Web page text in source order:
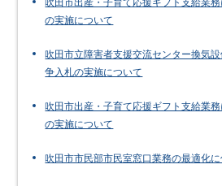
吹田市出産・子育て応援ギフト支給業
の実施について
吹田市立障害者支援交流センター換気
争入札の実施について
吹田市出産・子育て応援ギフト支給業
の実施について
吹田市市民部市民室窓口業務の最適化